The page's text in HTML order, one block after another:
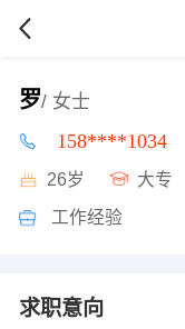
罗/ 女士
158****1034
26岁 大专
工作经验
求职意向